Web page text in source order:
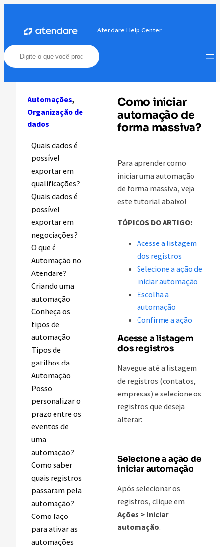
conteúdo
Atendare Help Center
Automações
Organização de
dados
Quais dados é
possível
exportar em
qualificações?
Quais dados é
possível
exportar em
negociações?
O que é
Automação no
Atendare?
Criando uma
automação
Conheça os
tipos de
automação
Tipos de
gatilhos da
Automação
Posso
personalizar o
prazo entre os
eventos de
uma
automação?
Como saber
quais registros
passaram pela
automação?
Como faço
para ativar as
automações
Como iniciar
automação de
forma massiva?
Para aprender como
iniciar uma automação
de forma massiva, veja
este tutorial abaixo!
TÓPICOS DO ARTIGO:
Acesse a listagem
dos registros
Selecione a ação de
iniciar automação
Escolha a
automação
Confirme a ação
Acesse a listagem
dos registros
Navegue até a listagem
de registros (contatos,
empresas) e selecione os
registros que deseja
alterar:
Selecione a ação de
iniciar automação
Após selecionar os
registros, clique em
Ações > Iniciar
automação.